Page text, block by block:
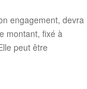
engagement, devra
montant, fixé à
peut être